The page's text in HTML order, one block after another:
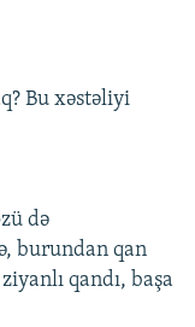
Bu xəstəliyi
də
burundan qan
qandı, başa